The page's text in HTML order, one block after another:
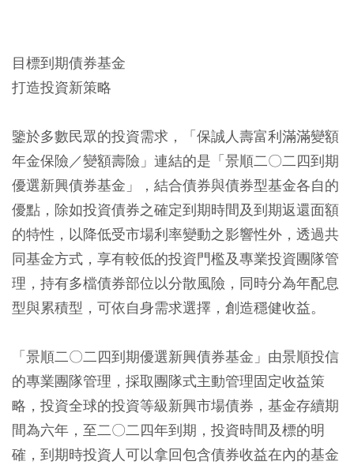
目標到期債券基金
打造投資新策略
鑒於多數民眾的投資需求，「保誠人壽富利滿滿變額
年金保險／變額壽險」連結的是「景順二〇二四到期
優選新興債券基金」，結合債券與債券型基金各自的
優點，除如投資債券之確定到期時間及到期返還面額
的特性，以降低受市場利率變動之影響性外，透過共
同基金方式，享有較低的投資門檻及專業投資團隊管
理，持有多檔債券部位以分散風險，同時分為年配息
型與累積型，可依自身需求選擇，創造穩健收益。
「景順二〇二四到期優選新興債券基金」由景順投信
的專業團隊管理，採取團隊式主動管理固定收益策
略，投資全球的投資等級新興市場債券，基金存續期
間為六年，至二〇二四年到期，投資時間及標的明
確，到期時投資人可以拿回包含債券收益在內的基金